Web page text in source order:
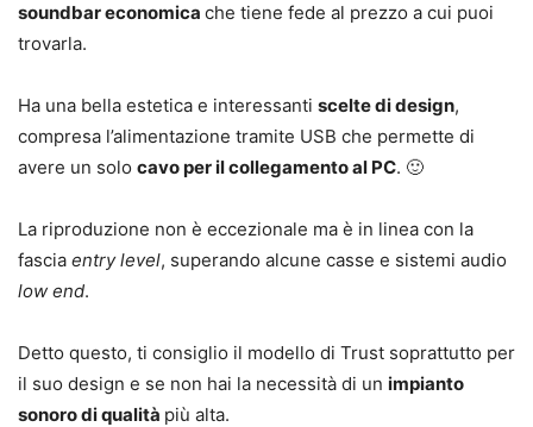
soundbar economica che tiene fede al prezzo a cui puoi
trovarla.
Ha una bella estetica e interessanti scelte di design,
compresa l’alimentazione tramite USB che permette di
avere un solo cavo per il collegamento al PC. 🙂
La riproduzione non è eccezionale ma è in linea con la
fascia entry level, superando alcune casse e sistemi audio
low end.
Detto questo, ti consiglio il modello di Trust soprattutto per
il suo design e se non hai la necessità di un impianto
sonoro di qualità più alta.